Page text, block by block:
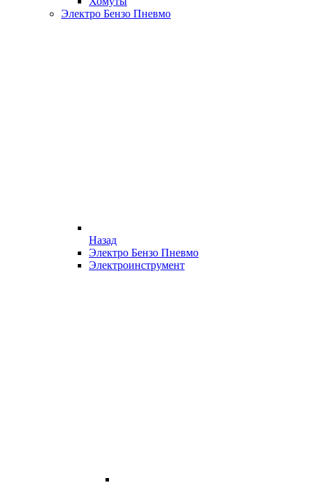
Электро Бензо Пневмо
Назад
Электро Бензо Пневмо
Электроинструмент